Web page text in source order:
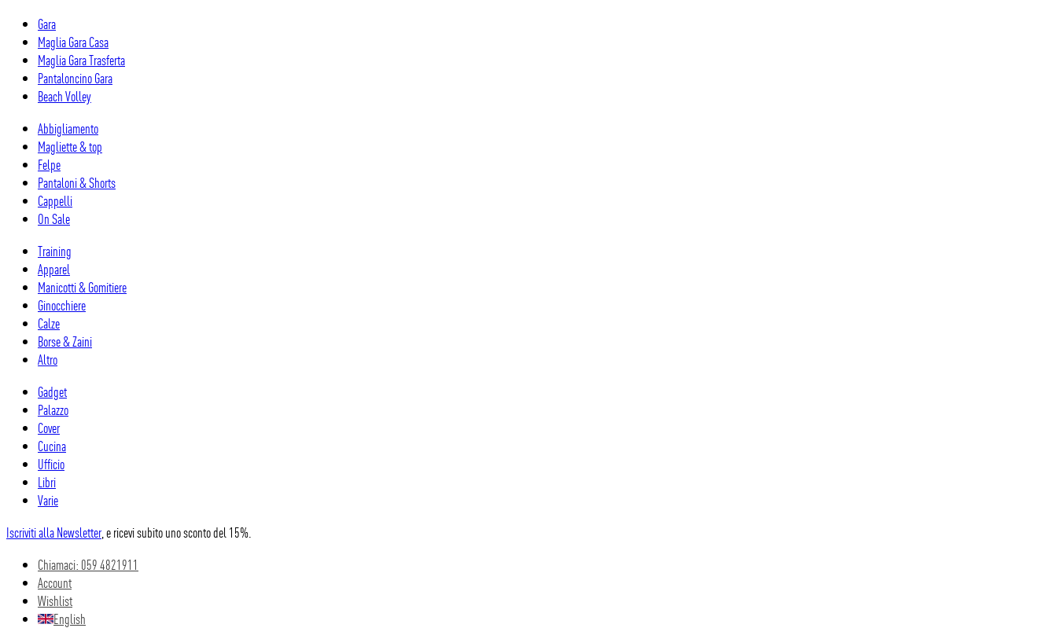
Salta
contenuto
Gara
Maglia Gara Casa
Maglia Gara Trasferta
Pantaloncino Gara
Beach Volley
Abbigliamento
Magliette & top
Felpe
Pantaloni & Shorts
Cappelli
On Sale
Training
Apparel
Manicotti & Gomitiere
Ginocchiere
Calze
Borse & Zaini
Altro
Gadget
Palazzo
Cover
Cucina
Ufficio
Libri
Varie
Iscriviti alla Newsletter, e ricevi subito uno sconto del 15%.
Chiamaci: 059 4821911
Account
Wishlist
English